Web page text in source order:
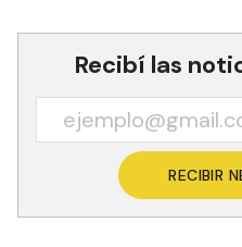
Recibí las
RECIBIR